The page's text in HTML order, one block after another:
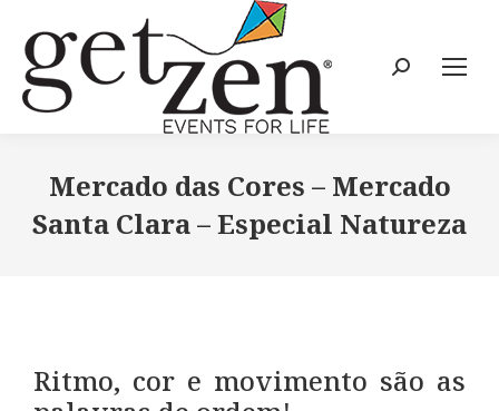
Mercado das Cores – Mercado
Santa Clara – Especial Natureza
Ritmo, cor e movimento são as